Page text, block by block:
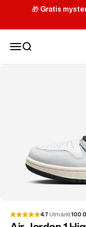
Hoppa till innehållet
🎁 Gratis
MenySök
4.7 Utmärkt100